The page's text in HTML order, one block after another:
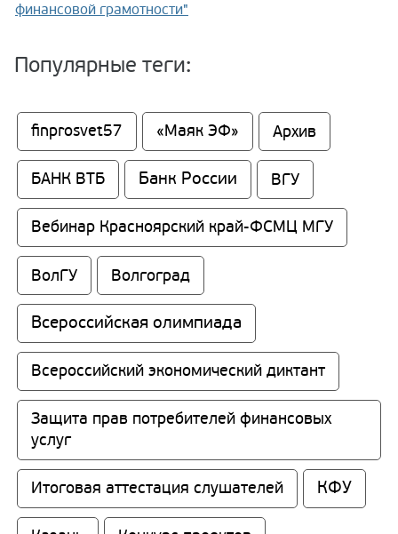
финансовой грамотности"
Популярные теги:
finprosvet57 «Маяк ЭФ» Архив
БАНК ВТБ Банк России ВГУ
Вебинар Красноярский край-ФСМЦ МГУ
ВолГУ Волгоград
Всероссийская олимпиада
Всероссийский экономический диктант
Защита прав потребителей финансовых
услуг
Итоговая аттестация слушателей КФУ